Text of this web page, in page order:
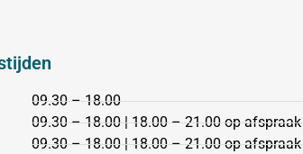
09.30 – 18.00
09.30 – 18.00 | 18.00 – 21.00 op afspraak
09.30 – 18.00 | 18.00 – 21.00 op afspraak